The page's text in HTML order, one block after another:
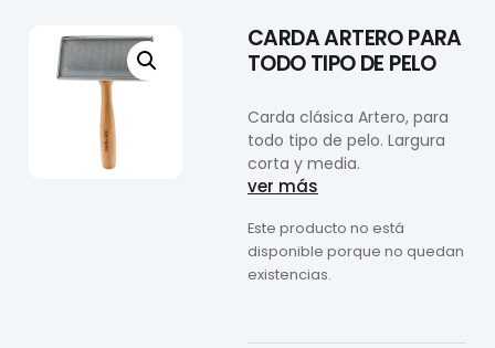
CARDA ARTERO PARA
TODO TIPO DE PELO
Carda clásica Artero, para
todo tipo de pelo. Largura
corta y media.
ver más
Este producto no está
disponible porque no quedan
existencias.